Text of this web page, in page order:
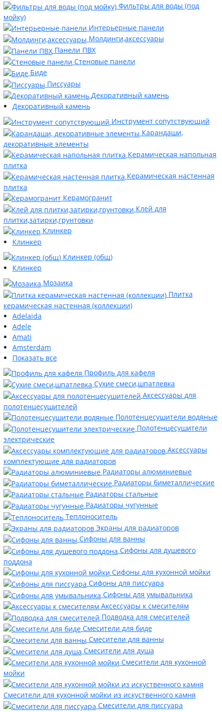
Фильтры для воды (под
мойку)
Интерьерные панели
Молдинги,аксессуары
Панели ПВХ
Стеновые панели
Биде
Писсуары
Декоративный камень
Декоративный камень
Инструмент сопутствующий
Карандаши,
декоративные элементы
Керамическая напольная
плитка
Керамическая настенная
плитка
Керамогранит
Клей для
плитки,затирки,грунтовки
Клинкер
Клинкер
Клинкер (общ)
Клинкер
Мозаика
Плитка
керамическая настенная (коллекции)
Adelaida
Adele
Amati
Amsterdam
Показать все
Профиль для кафеля
Сухие смеси,шпатлевка
Аксессуары для
полотенцесушителей
Полотенцесушители водяные
Полотенцесушители
электрические
Аксессуары
комплектующие для радиаторов
Радиаторы алюминиевые
Радиаторы биметаллические
Радиаторы стальные
Радиаторы чугунные
Теплоноситель
Экраны для радиаторов
Сифоны для ванны
Сифоны для душевого
поддона
Сифоны для кухонной мойки
Сифоны для писсуара
Сифоны для умывальника
Аксессуары к смесителям
Подводка для смесителей
Смесители для биде
Смесители для ванны
Смесители для душа
Смесители для кухонной
мойки
Смесители для кухонной мойки из искуственного камня
Смесители для писсуара